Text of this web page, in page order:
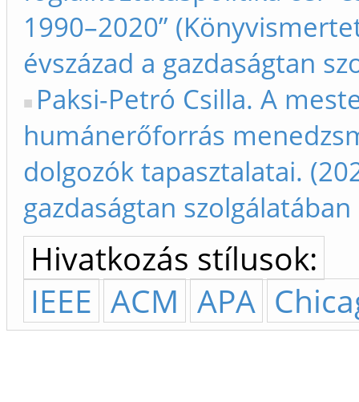
1990–2020”
évszázad a gazdaságtan
Paksi-Petró Csilla. A
humánerőforrás
dolgozók tapasztalatai.
gazdaságtan
Hivatkozás stílusok:
IEEE ACM APA